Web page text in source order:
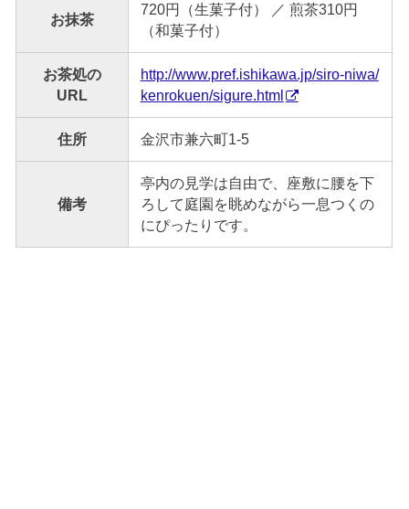
お抹茶
720円（生菓子付） ／ 煎茶310円
（和菓子付）
お茶処の
URL
http://www.pref.ishikawa.jp/siro-niwa/
kenrokuen/sigure.html
住所 金沢市兼六町1-5
備考
亭内の見学は自由で、座敷に腰を下
ろして庭園を眺めながら一息つくの
にぴったりです。